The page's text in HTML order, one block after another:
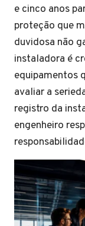
e cinco anos
proteção que
duvidosa não
instaladora é
equipamentos
avaliar a
registro da
engenheiro